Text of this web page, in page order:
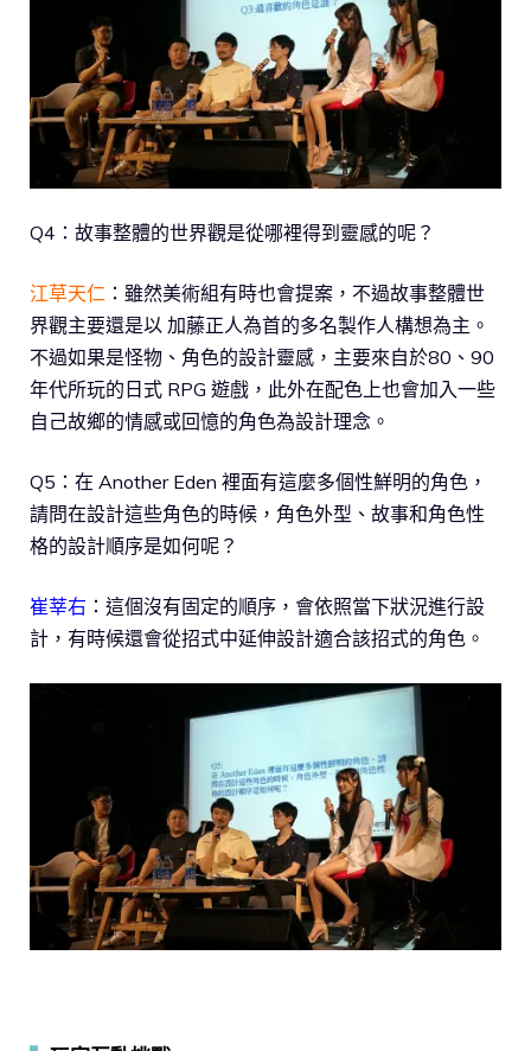
Q4：故事整體的世界觀是從哪裡得到靈感的呢？
江草天仁 ：雖然美術組有時也會提案，不過故事整體世
界觀主要還是以 加藤正人為首的多名製作人構想為主。
不過如果是怪物、角色的設計靈感，主要來自於80、90
年代所玩的日式 RPG 遊戲，此外在配色上也會加入一些
自己故鄉的情感或回憶的角色為設計理念。
Q5：在 Another Eden 裡面有這麼多個性鮮明的角色，
請問在設計這些角色的時候，角色外型、故事和角色性
格的設計順序是如何呢？
崔莘右 ：這個沒有固定的順序，會依照當下狀況進行設
計，有時候還會從招式中延伸設計適合該招式的角色。